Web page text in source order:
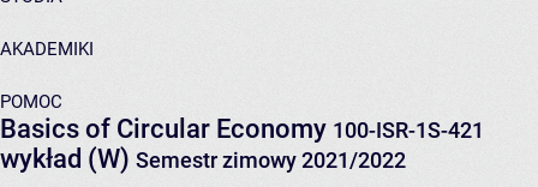
AKADEMIKI
POMOC
Basics of Circular Economy 100-ISR-1S-421
wykład (W) Semestr zimowy 2021/2022